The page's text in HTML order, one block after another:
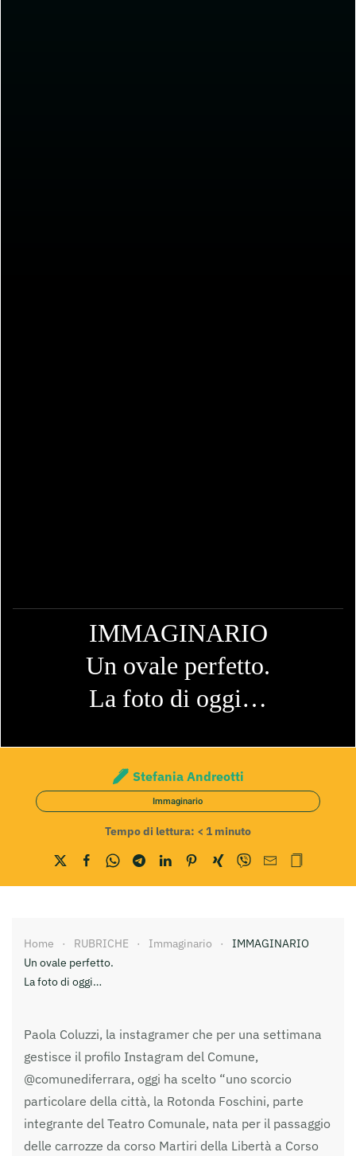
IMMAGINARIO
Un ovale perfetto.
La foto di oggi…
Stefania Andreotti
Immaginario
Tempo di lettura: < 1 minuto
Home RUBRICHE Immaginario
IMMAGINARIO
Un ovale perfetto.
La foto di oggi…
Paola Coluzzi, la instagramer che per una settimana
gestisce il profilo Instagram del Comune,
@comunediferrara, oggi ha scelto “uno scorcio
particolare della città, la Rotonda Foschini, parte
integrante del Teatro Comunale, nata per il passaggio
delle carrozze da corso Martiri della Libertà a Corso